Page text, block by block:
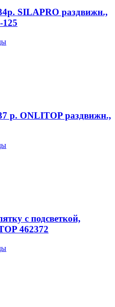
SILAPRO раздвижн.,
125
р. ONLITOP раздвижн.,
с подсветкой,
462372